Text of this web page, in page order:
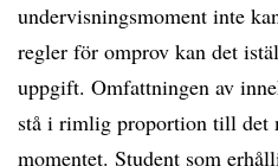
undervisningsmoment inte
regler för omprov kan det
uppgift. Omfattningen av
stå i rimlig proportion till det
momentet. Student som